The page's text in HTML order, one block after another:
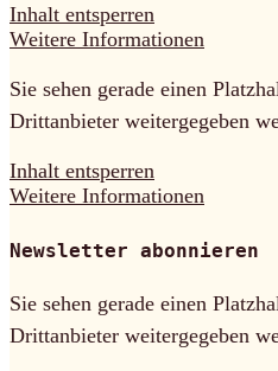
Inhalt entsperren
Weitere Informationen
Sie sehen gerade einen
Drittanbieter weitergegeben
Inhalt entsperren
Weitere Informationen
Newsletter abonnieren
Sie sehen gerade einen
Drittanbieter weitergegeben